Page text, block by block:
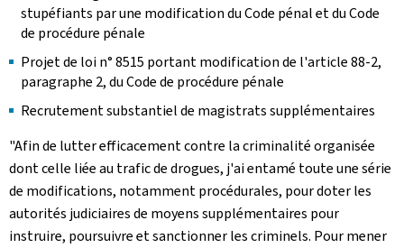
stupéfiants par une modification du Code pénal et du Code
de procédure pénale
Projet de loi n° 8515 portant modification de l'article 88-2,
paragraphe 2, du Code de procédure pénale
Recrutement substantiel de magistrats supplémentaires
"Afin de lutter efficacement contre la criminalité organisée
dont celle liée au trafic de drogues, j'ai entamé toute une série
de modifications, notamment procédurales, pour doter les
autorités judiciaires de moyens supplémentaires pour
instruire, poursuivre et sanctionner les criminels. Pour mener